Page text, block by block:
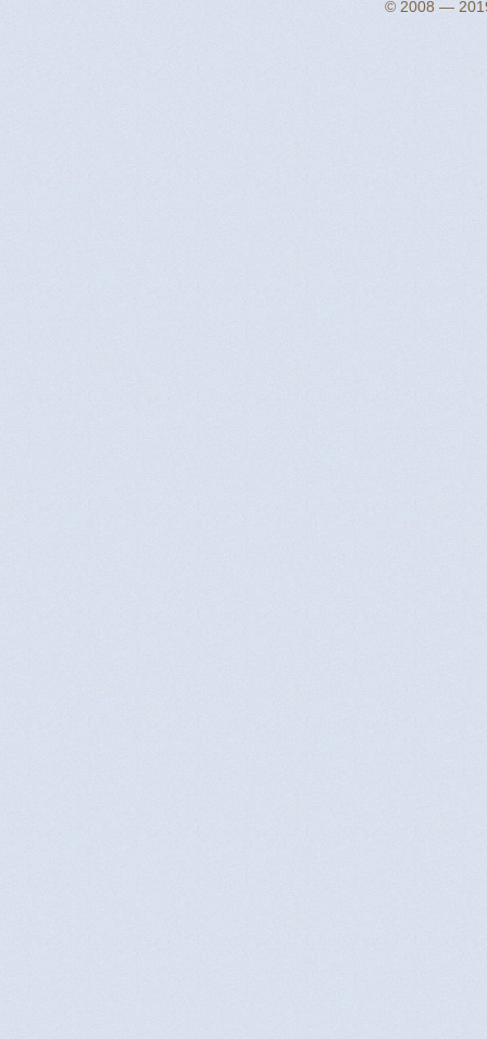
© 2008 —